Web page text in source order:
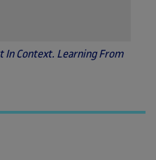
In Context. Learning From